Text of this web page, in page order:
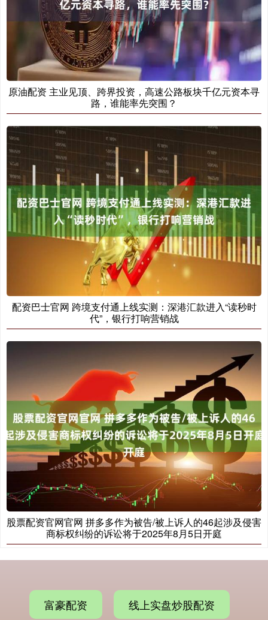
原油配资 主业见顶、跨界投资，高速公路板块千亿元资本寻
路，谁能率先突围？
配资巴士官网 跨境支付通上线实测：深港汇款进入“读秒时
代”，银行打响营销战
股票配资官网官网 拼多多作为被告/被上诉人的46起涉及侵害
商标权纠纷的诉讼将于2025年8月5日开庭
富豪配资 线上实盘炒股配资